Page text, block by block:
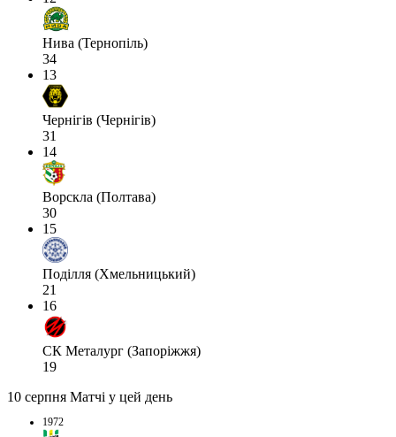
Нива (Тернопіль)
34
13
Чернігів (Чернігів)
31
14
Ворскла (Полтава)
30
15
Поділля (Хмельницький)
21
16
СК Металург (Запоріжжя)
19
10 серпня Матчі у цей день
1972